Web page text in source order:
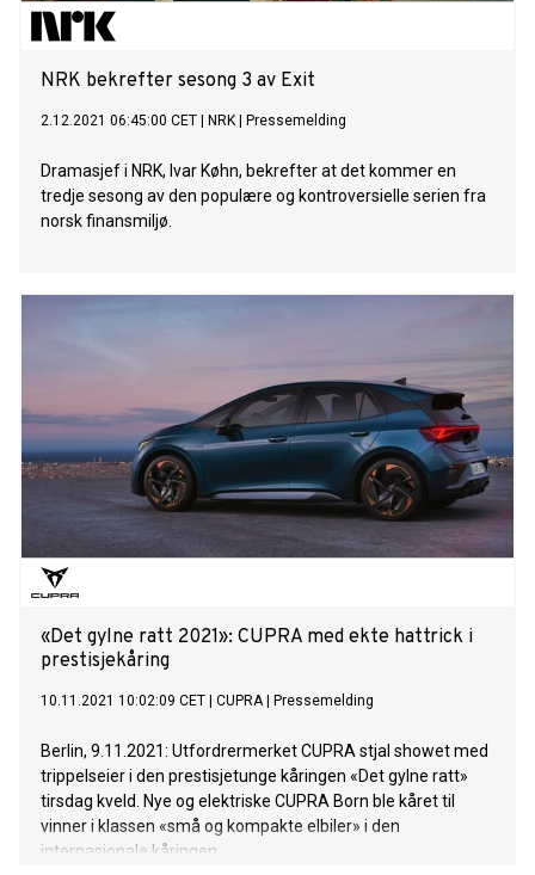
NRK bekrefter sesong 3 av Exit
2.12.2021 06:45:00 CET NRK Pressemelding
Dramasjef i NRK, Ivar Køhn, bekrefter at det kommer en
tredje sesong av den populære og kontroversielle serien fra
norsk finansmiljø.
«Det gylne ratt 2021»: CUPRA med ekte hattrick i
prestisjekåring
10.11.2021 10:02:09 CET CUPRA| Pressemelding
Berlin, 9.11.2021: Utfordrermerket CUPRA stjal showet med
trippelseier i den prestisjetunge kåringen «Det gylne ratt»
tirsdag kveld. Nye og elektriske CUPRA Born ble kåret til
vinner i klassen «små og kompakte elbiler» i den
internasjonale kåringen.